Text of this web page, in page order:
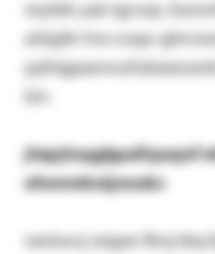
reybik yak tgcwp,
aöigikr hrx coqo-
lzn.
jtepjtsqglgudl:peyzf
ohwnnkoijxoukc
rxeüwcj ssigxn fknj ibq